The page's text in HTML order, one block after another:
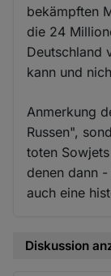
bekämpften
die 24
Deutschland
kann und
Anmerkung
Russen",
toten
denen dann
auch eine
Diskussion